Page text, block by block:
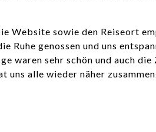
Website sowie den Reiseort
genossen und uns
waren sehr schön und auch
uns alle wieder näher